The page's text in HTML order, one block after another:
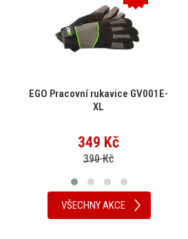
EGO Pracovní rukavice GV001E-
XL
349 Kč
390 Kč
VŠECHNY AKCE